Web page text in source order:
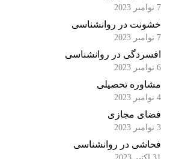
خشونت در روانشناسی
افسردگی در روانشناسی
مشاوره تحصیلی
فضای مجازی
فحاشی در روانشناسی